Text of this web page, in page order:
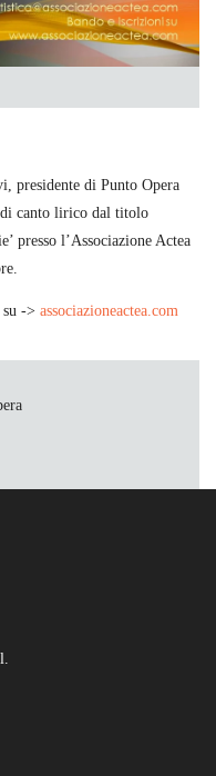
, presidente di Punto Opera
di canto lirico dal titolo
presso l’Associazione Actea
-> associazioneactea.com